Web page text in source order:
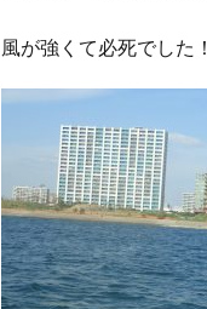
風が強くて必死でした！